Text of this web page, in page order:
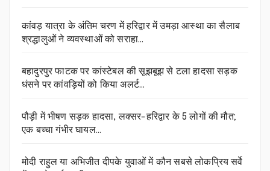
कांवड़ यात्रा के अंतिम चरण में हरिद्वार में उमड़ा आस्था का सैलाब
श्रद्धालुओं ने व्यवस्थाओं को सराहा…
बहादुरपुर फाटक पर कांस्टेबल की सूझबूझ से टला हादसा सड़क
धंसने पर कांवड़ियों को किया अलर्ट…
पौड़ी में भीषण सड़क हादसा, लक्सर-हरिद्वार के 5 लोगों की मौत;
एक बच्चा गंभीर घायल…
मोदी राहुल या अभिजीत दीपके युवाओं में कौन सबसे लोकप्रिय सर्वे